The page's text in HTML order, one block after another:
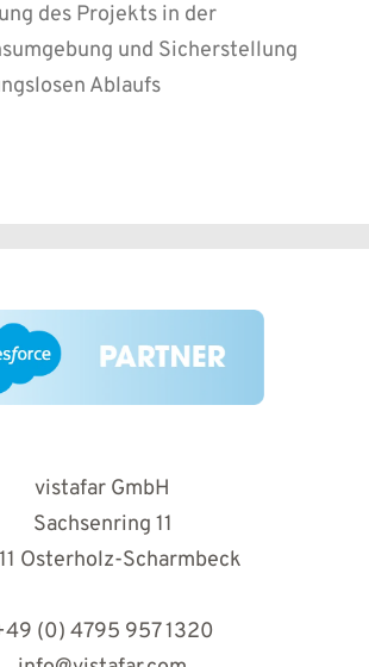
des Projekts in der
und Sicherstellung
Ablaufs
vistafar GmbH
Sachsenring 11
Osterholz-Scharmbeck
(0) 4795 957 1320